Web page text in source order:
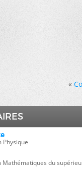
«
Physique
Mathématiques du